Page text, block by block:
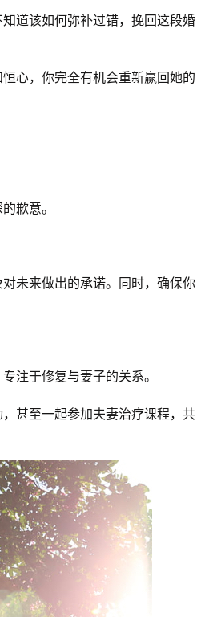
道该如何弥补过错，挽回这段婚
心，你完全有机会重新赢回她的
歉意。
未来做出的承诺。同时，确保你
注于修复与妻子的关系。
甚至一起参加夫妻治疗课程，共